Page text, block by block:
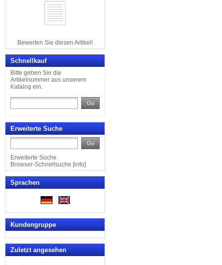
Bewerten Sie diesen Artikel!
Schnellkauf
Bitte geben Sie die
Artikelnummer aus unserem
Katalog ein.
Go
Erweiterte Suche
Go
Erweiterte Suche
Browser-Schnellsuche [info]
Sprachen
Kundengruppe
Zuletzt angesehen